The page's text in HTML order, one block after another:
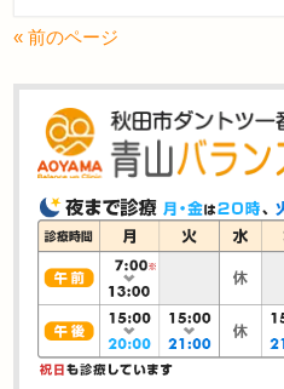
« 前のページ